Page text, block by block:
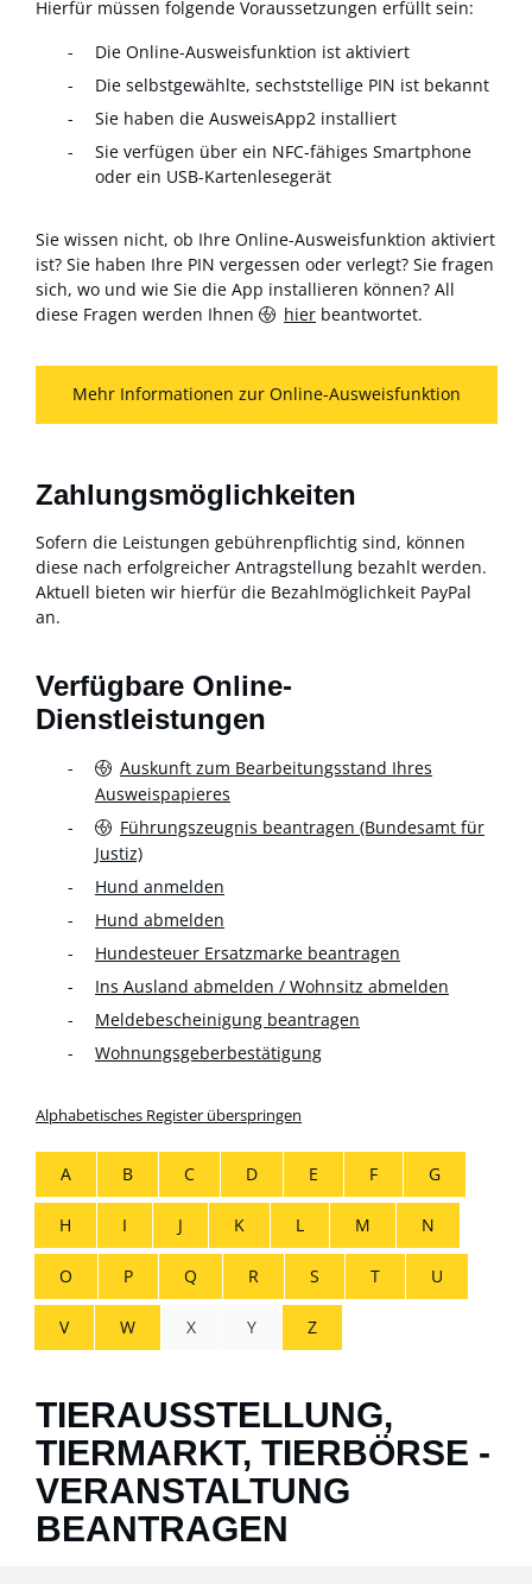
Hierfür müssen folgende Voraussetzungen erfüllt sein:
Die Online-Ausweisfunktion ist aktiviert
Die selbstgewählte, sechststellige PIN ist bekannt
Sie haben die AusweisApp2 installiert
Sie verfügen über ein NFC-fähiges Smartphone
oder ein USB-Kartenlesegerät
Sie wissen nicht, ob Ihre Online-Ausweisfunktion aktiviert
ist? Sie haben Ihre PIN vergessen oder verlegt? Sie fragen
sich, wo und wie Sie die App installieren können? All
diese Fragen werden Ihnen
hier beantwortet.
Mehr Informationen zur Online-Ausweisfunktion
Zahlungsmöglichkeiten
Sofern die Leistungen gebührenpflichtig sind, können
diese nach erfolgreicher Antragstellung bezahlt werden.
Aktuell bieten wir hierfür die Bezahlmöglichkeit PayPal
an.
Verfügbare Online-
Dienstleistungen
Auskunft zum Bearbeitungsstand Ihres
Ausweispapieres
Führungszeugnis beantragen (Bundesamt für
Justiz)
Hund anmelden
Hund abmelden
Hundesteuer Ersatzmarke beantragen
Ins Ausland abmelden / Wohnsitz abmelden
Meldebescheinigung beantragen
Wohnungsgeberbestätigung
Alphabetisches Register überspringen
A B C D E F G
H I J K L M N
O P Q R S T U
V W X Y Z
TIERAUSSTELLUNG,
TIERMARKT, TIERBÖRSE -
VERANSTALTUNG
BEANTRAGEN